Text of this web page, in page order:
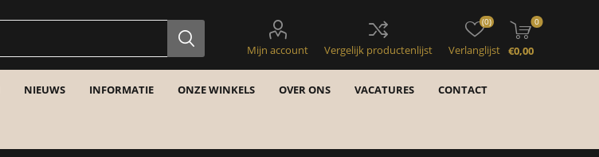
Mijn account Vergelijk productenlijst Verlanglijst
(0) 0
€0,00
NIEUWS INFORMATIE ONZE WINKELS OVER ONS VACATURES CONTACT